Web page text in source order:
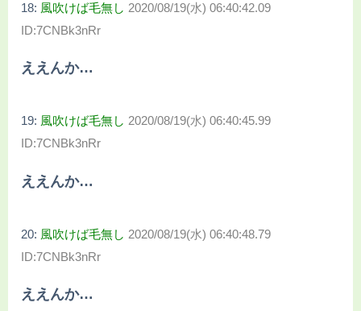
18: 風吹けば毛無し 2020/08/19(水) 06:40:42.09
ID:7CNBk3nRr
ええんか…
19: 風吹けば毛無し 2020/08/19(水) 06:40:45.99
ID:7CNBk3nRr
ええんか…
20: 風吹けば毛無し 2020/08/19(水) 06:40:48.79
ID:7CNBk3nRr
ええんか…